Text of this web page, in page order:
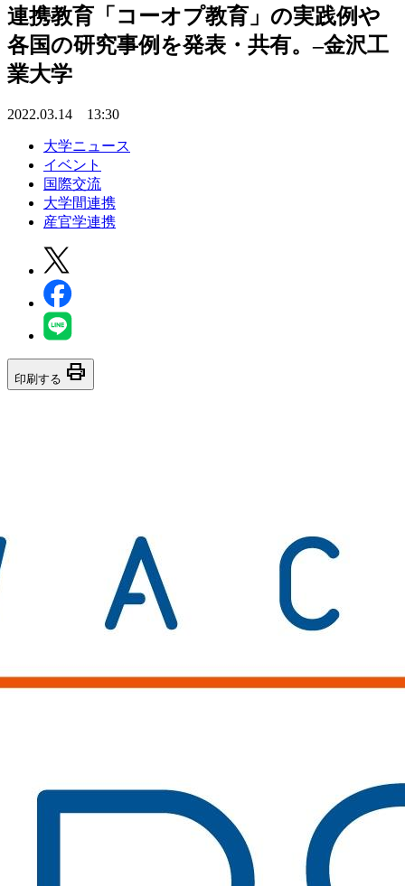
連携教育「コーオプ教育」の実践例や
各国の研究事例を発表・共有。–金沢工
業大学
2022.03.14 13:30
大学ニュース
イベント
国際交流
大学間連携
産官学連携
印刷する print